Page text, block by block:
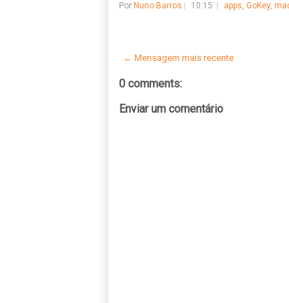
Por Nuno Barros 10:15 apps, GoKey,
← Mensagem mais recente
0 comments:
Enviar um comentário